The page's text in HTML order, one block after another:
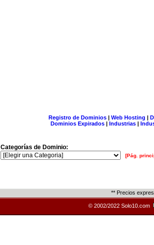
Registro de Dominios| Web Hosting |
Dominios Expirados | Industrias |
Categorías de Dominio:
[Pág.
** Precios
© 2002/2022 Solo10.com